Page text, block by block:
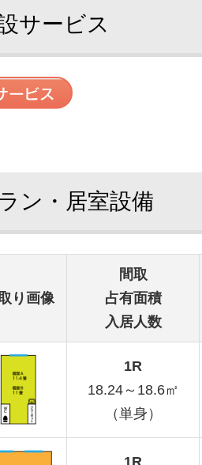
サービス
ン・居室設備
り画像
間取
占有面積
入居人数
1R
18.24～18.6㎡
（単身）
1R